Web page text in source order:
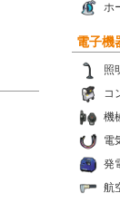
ホ
電子機
照
コ
機
電
発
航